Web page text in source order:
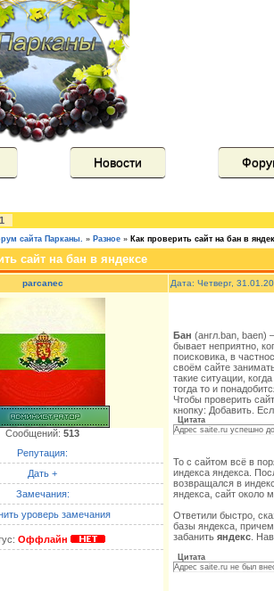
Новости
1
сайта Парканы. » Разное » Как проверить сайт на бан в
сайт на бан в яндексе
parcanec Дата: Четверг,
Сообщений: 513
Репутация:
Дать +
Замечания:
уроверь замечания
Оффлайн
Бан (англ.ban, baen)
бывает неприятно,
поисковика, в
своём сайте
такие ситуации,
тогда то и
Чтобы проверить
кнопку: Добавить.
Цитата
Адрес saite.ru успешно
То с сайтом всё в
индекса яндекса.
возвращался в
яндекса, сайт около
Ответили быстро,
базы яндекса,
забанить яндекс.
Цитата
Адрес saite.ru не был